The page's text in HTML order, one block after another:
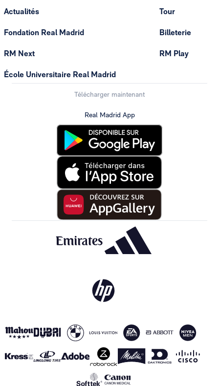
Actualités
Fondation Real Madrid
RM Next
École Universitaire Real Madrid
Tour
Billeterie
RM Play
Télécharger maintenant
Real Madrid App